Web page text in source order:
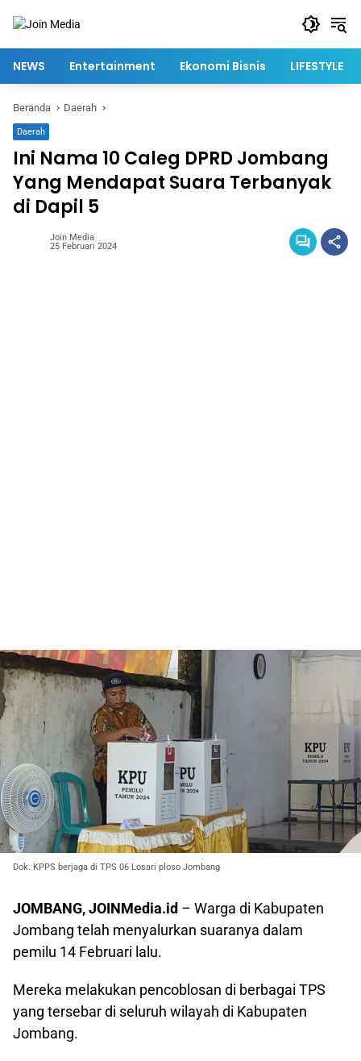
NEWS Entertainment Ekonomi Bisnis LIFESTYLE
Beranda Daerah
Daerah
Ini Nama 10 Caleg DPRD Jombang
Yang Mendapat Suara Terbanyak
di Dapil 5
Join Media
25 Februari 2024
Dok. KPPS berjaga di TPS 06 Losari ploso Jombang
JOMBANG, JOINMedia.id – Warga di Kabupaten
Jombang telah menyalurkan suaranya dalam
pemilu 14 Februari lalu.
Mereka melakukan pencoblosan di berbagai TPS
yang tersebar di seluruh wilayah di Kabupaten
Jombang.